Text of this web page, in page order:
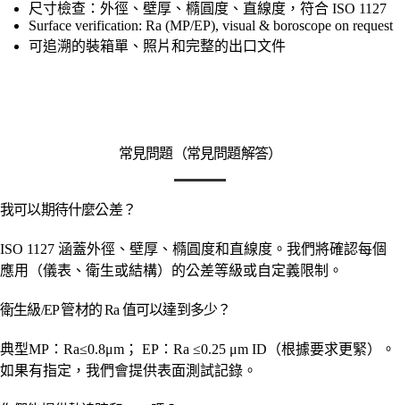
尺寸檢查：外徑、壁厚、橢圓度、直線度，符合 ISO 1127
Surface verification: Ra (MP/EP), visual & boroscope on request
可追溯的裝箱單、照片和完整的出口文件
常見問題（常見問題解答）
我可以期待什麼公差？
ISO 1127 涵蓋外徑、壁厚、橢圓度和直線度。我們將確認每個
應用（儀表、衛生或結構）的公差等級或自定義限制。
衛生級/EP 管材的 Ra 值可以達到多少？
典型MP：Ra≤0.8μm； EP：Ra ≤0.25 μm ID（根據要求更緊）。
如果有指定，我們會提供表面測試記錄。